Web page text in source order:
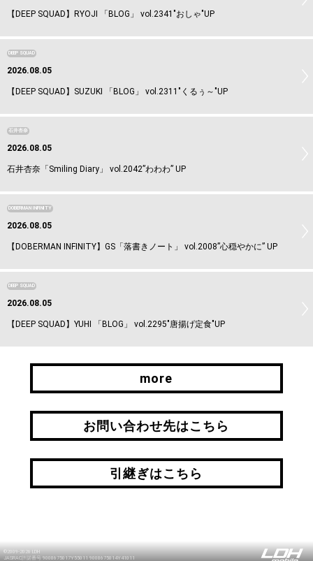
【DEEP SQUAD】RYOJI 「BLOG」 vol.2341"おしゃ"UP
DEEP SQUAD
2026.08.05
【DEEP SQUAD】SUZUKI 「BLOG」 vol.2311"くるぅ～"UP
石井杏奈
2026.08.05
石井杏奈「Smiling Diary」 vol.2042”わわわ” UP
DOBERMAN INFINITY
2026.08.05
【DOBERMAN INFINITY】GS「落書きノート」 vol.2008”心穏やかに” UP
DEEP SQUAD
2026.08.05
【DEEP SQUAD】YUHI 「BLOG」 vol.2295"唐揚げ定食"UP
more
more
お問い合わせ先はこちら
お問い合わせ先はこちら
引継ぎはこちら
引継ぎはこちら
©2009-2026 LDH
JASRAC許諾番号 9008675017Y55011 9008675014Y41011